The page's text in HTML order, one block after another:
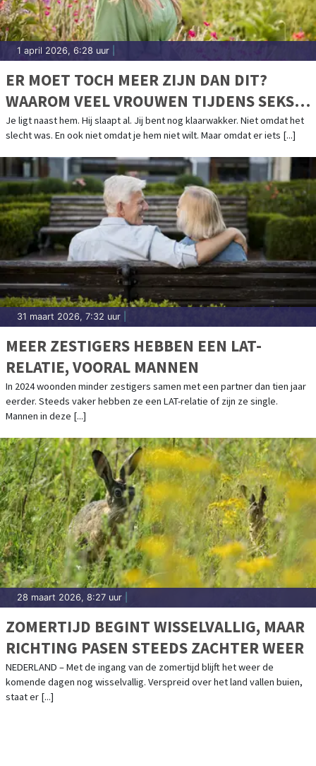
1 april 2026, 6:28 uur
ER MOET TOCH MEER ZIJN DAN DIT?
WAAROM VEEL VROUWEN TIJDENS SEKS
AFHAKEN
Je ligt naast hem. Hij slaapt al. Jij bent nog klaarwakker. Niet omdat het
slecht was. En ook niet omdat je hem niet wilt. Maar omdat er iets [...]
31 maart 2026, 7:32 uur
MEER ZESTIGERS HEBBEN EEN LAT-
RELATIE, VOORAL MANNEN
In 2024 woonden minder zestigers samen met een partner dan tien jaar
eerder. Steeds vaker hebben ze een LAT-relatie of zijn ze single.
Mannen in deze [...]
28 maart 2026, 8:27 uur
ZOMERTIJD BEGINT WISSELVALLIG, MAAR
RICHTING PASEN STEEDS ZACHTER WEER
NEDERLAND – Met de ingang van de zomertijd blijft het weer de
komende dagen nog wisselvallig. Verspreid over het land vallen buien,
staat er [...]